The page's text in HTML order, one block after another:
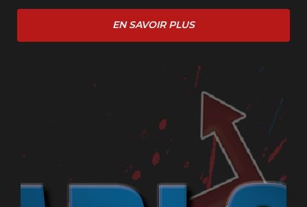
EN SAVOIR PLUS